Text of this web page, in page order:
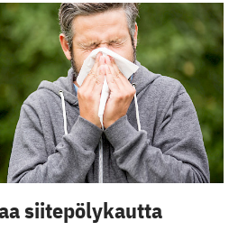
siitepölykautta